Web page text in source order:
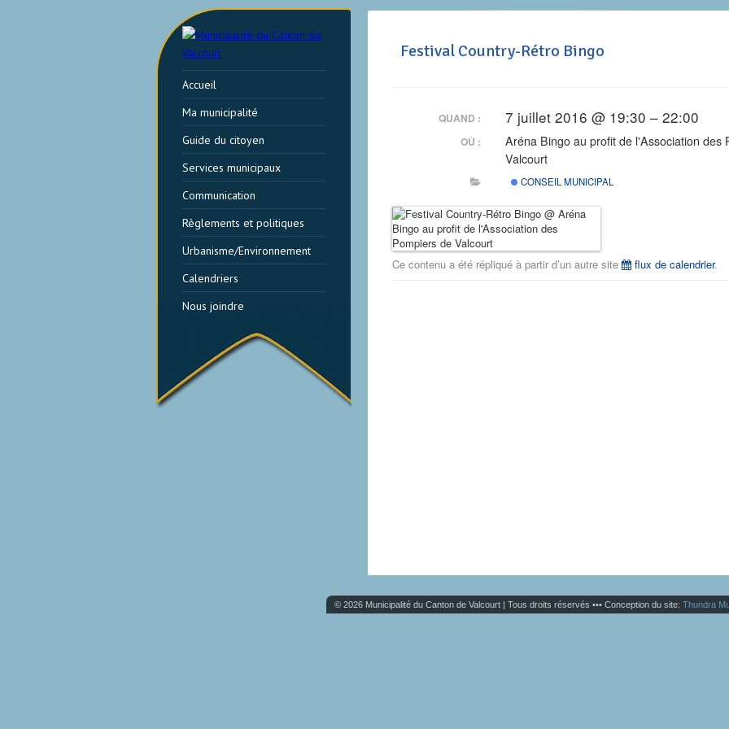
Festival Country-Rétro Bingo
QUAND : 7 juillet 2016 @ 19:30 – 22:00
OÙ :
Aréna Bingo au profit de l'Association des
Valcourt
CONSEIL MUNICIPAL
Ce contenu a été répliqué à partir d’un autre site flux de calendrier.
Accueil
Ma municipalité
Guide du citoyen
Services municipaux
Communication
Règlements et politiques
Urbanisme/Environnement
Calendriers
Nous joindre
© 2026 Municipalité du Canton de Valcourt | Tous droits réservés ••• Conception du site: Thundra